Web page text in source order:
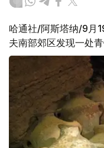
哈通社/阿斯塔纳/9月
夫南部郊区发现一处